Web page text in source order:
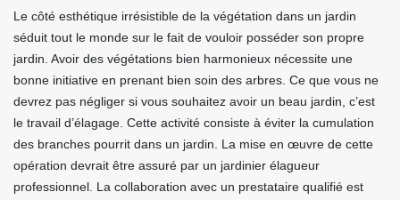
Le côté esthétique irrésistible de la végétation dans un jardin
séduit tout le monde sur le fait de vouloir posséder son propre
jardin. Avoir des végétations bien harmonieux nécessite une
bonne initiative en prenant bien soin des arbres. Ce que vous ne
devrez pas négliger si vous souhaitez avoir un beau jardin, c’est
le travail d’élagage. Cette activité consiste à éviter la cumulation
des branches pourrit dans un jardin. La mise en œuvre de cette
opération devrait être assuré par un jardinier élagueur
professionnel. La collaboration avec un prestataire qualifié est